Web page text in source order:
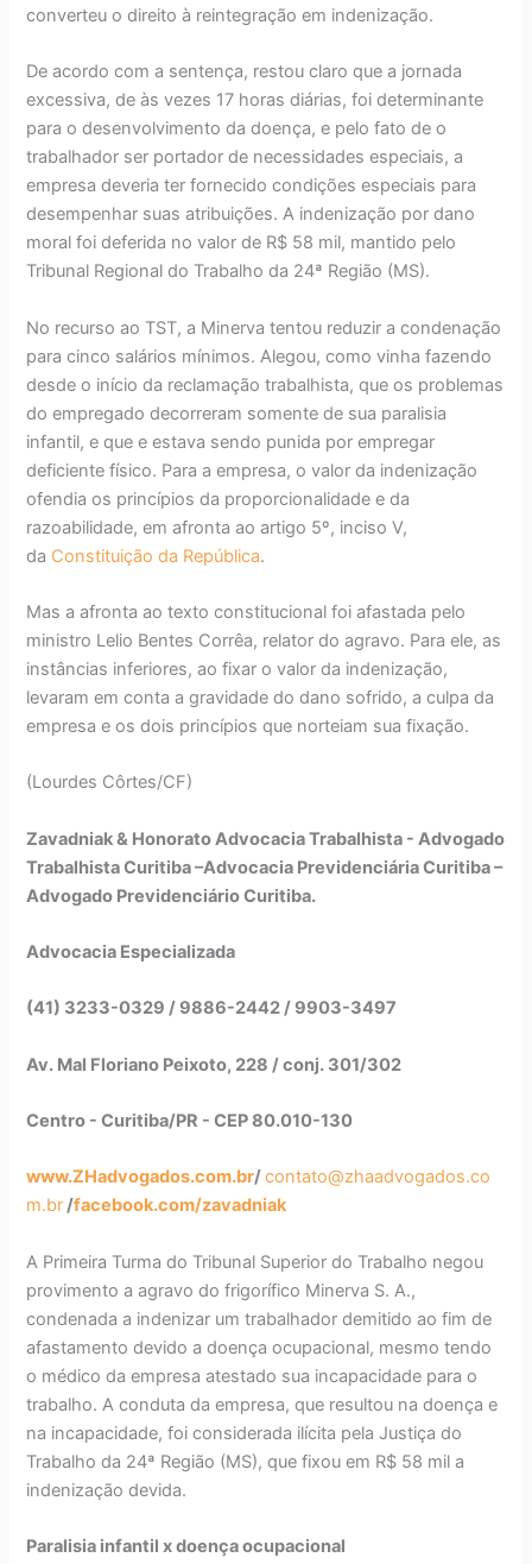
converteu o direito à reintegração em indenização.
De acordo com a sentença, restou claro que a jornada
excessiva, de às vezes 17 horas diárias, foi determinante
para o desenvolvimento da doença, e pelo fato de o
trabalhador ser portador de necessidades especiais, a
empresa deveria ter fornecido condições especiais para
desempenhar suas atribuições. A indenização por dano
moral foi deferida no valor de R$ 58 mil, mantido pelo
Tribunal Regional do Trabalho da 24ª Região (MS).
No recurso ao TST, a Minerva tentou reduzir a condenação
para cinco salários mínimos. Alegou, como vinha fazendo
desde o início da reclamação trabalhista, que os problemas
do empregado decorreram somente de sua paralisia
infantil, e que e estava sendo punida por empregar
deficiente físico. Para a empresa, o valor da indenização
ofendia os princípios da proporcionalidade e da
razoabilidade, em afronta ao artigo 5º, inciso V,
da Constituição da República.
Mas a afronta ao texto constitucional foi afastada pelo
ministro Lelio Bentes Corrêa, relator do agravo. Para ele, as
instâncias inferiores, ao fixar o valor da indenização,
levaram em conta a gravidade do dano sofrido, a culpa da
empresa e os dois princípios que norteiam sua fixação.
(Lourdes Côrtes/CF)
Zavadniak & Honorato Advocacia Trabalhista - Advogado
Trabalhista Curitiba –Advocacia Previdenciária Curitiba –
Advogado Previdenciário Curitiba.
Advocacia Especializada
(41) 3233-0329 / 9886-2442 / 9903-3497
Av. Mal Floriano Peixoto, 228 / conj. 301/302
Centro - Curitiba/PR - CEP 80.010-130
www.ZHadvogados.com.br/contato@zhaadvogados.co
m.br/facebook.com/zavadniak
A Primeira Turma do Tribunal Superior do Trabalho negou
provimento a agravo do frigorífico Minerva S. A.,
condenada a indenizar um trabalhador demitido ao fim de
afastamento devido a doença ocupacional, mesmo tendo
o médico da empresa atestado sua incapacidade para o
trabalho. A conduta da empresa, que resultou na doença e
na incapacidade, foi considerada ilícita pela Justiça do
Trabalho da 24ª Região (MS), que fixou em R$ 58 mil a
indenização devida.
Paralisia infantil x doença ocupacional